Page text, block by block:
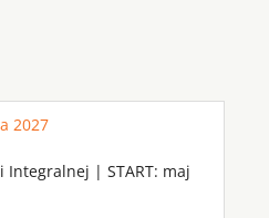
2027
Integralnej | START: maj